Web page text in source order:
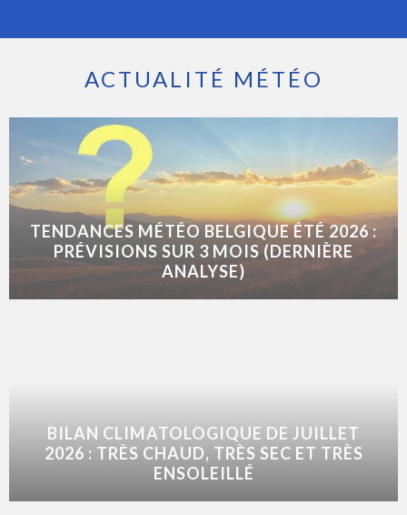
ACTUALITÉ MÉTÉO
TENDANCES MÉTÉO BELGIQUE ÉTÉ 2026 :
PRÉVISIONS SUR 3 MOIS (DERNIÈRE
ANALYSE)
BILAN CLIMATOLOGIQUE DE JUILLET
2026 : TRÈS CHAUD, TRÈS SEC ET TRÈS
ENSOLEILLÉ